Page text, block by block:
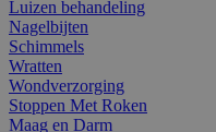
Luizen behandeling
Nagelbijten
Schimmels
Wratten
Wondverzorging
Stoppen Met Roken
Maag en Darm